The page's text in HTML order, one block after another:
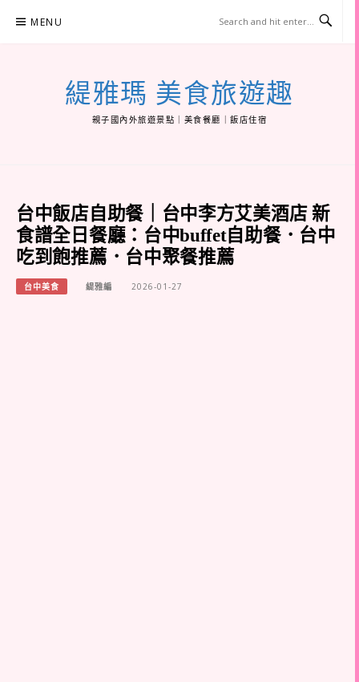
MENU
緹雅瑪 美食旅遊趣
親子國內外旅遊景點｜美食餐廳｜飯店住宿
台中飯店自助餐｜台中李方艾美酒店 新
食譜全日餐廳：台中buffet自助餐．台中
吃到飽推薦．台中聚餐推薦
台中美食 緹雅編 2026-01-27